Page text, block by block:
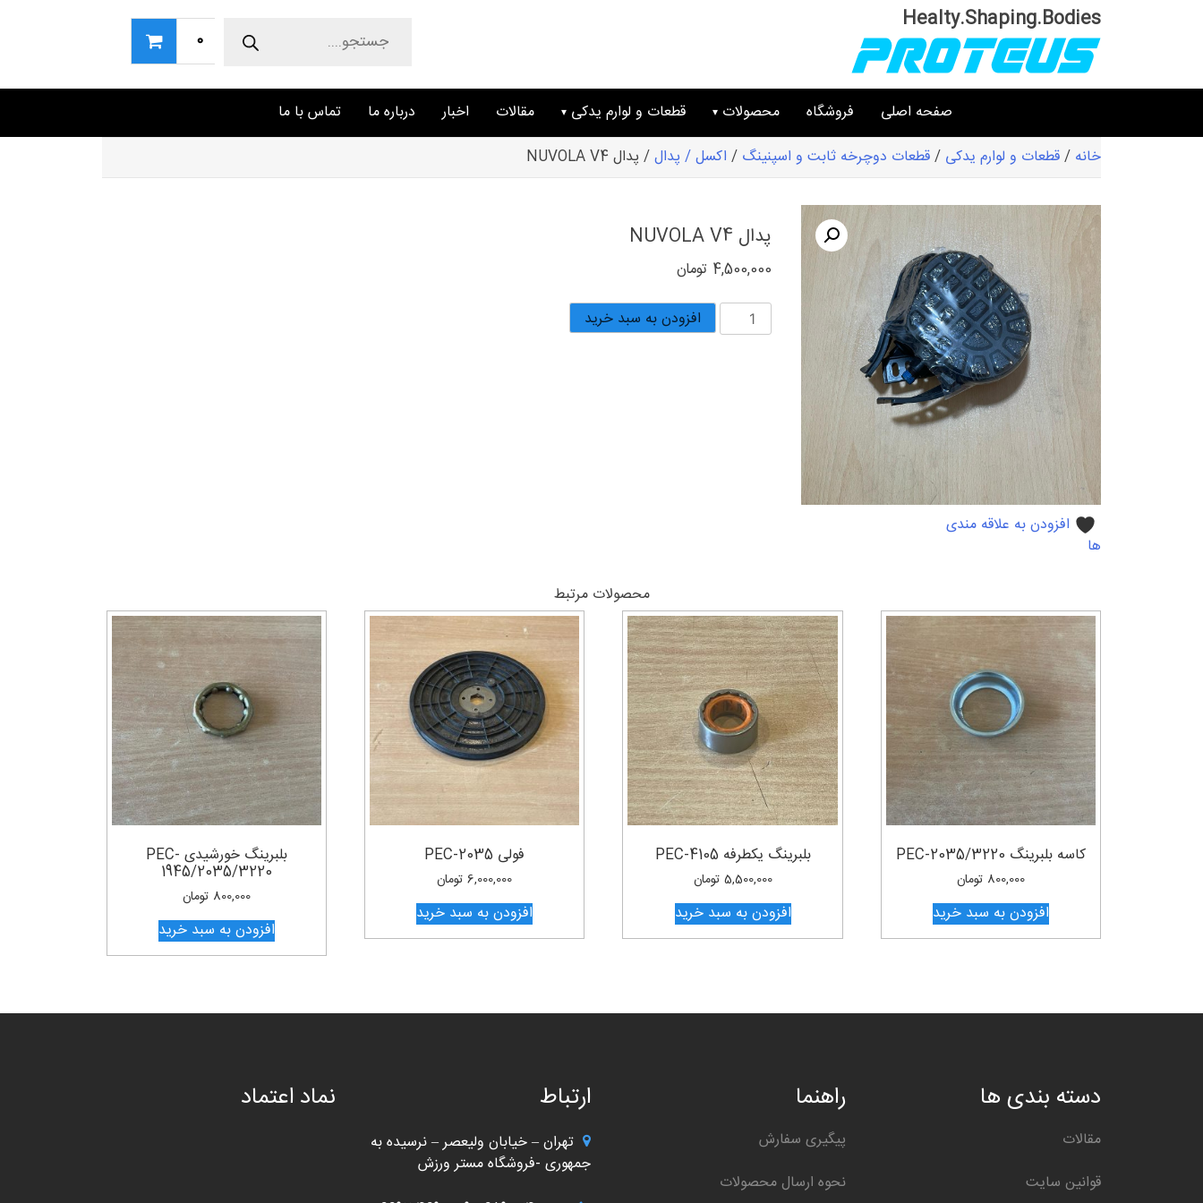
Healty.Shaping.Bodies
search
0
صفحه اصلی فروشگاه محصولات قطعات و لوارم یدکی مقالات اخبار درباره ما
تماس با ما
خانه /قطعات و لوارم یدکی /قطعات دوچرخه ثابت و اسپنینگ / اکسل / پدال/ پدال NUVOLA V4
افزودن به علاقه مندی
ها
پدال NUVOLA V4
4,500,000 تومان
پدال
NUVOLA
افزودن به سبد خرید
محصولات مرتبط
کاسه بلبرینگ PEC-2035/3220
800,000 تومان
افزودن به سبد خرید
بلبرینگ یکطرفه PEC-4105
5,500,000 تومان
افزودن به سبد خرید
فولی PEC-2035
6,000,000 تومان
افزودن به سبد خرید
بلبرینگ خورشیدی PEC-
1945/2035/3220
800,000 تومان
افزودن به سبد خرید
دسته بندی ها
مقالات
قوانین سایت
راهنما
پیگیری سفارش
نحوه ارسال محصولات
ارتباط
تهران – خیابان ولیعصر – نرسیده به
جمهوری -فروشگاه مستر ورزش
نماد اعتماد